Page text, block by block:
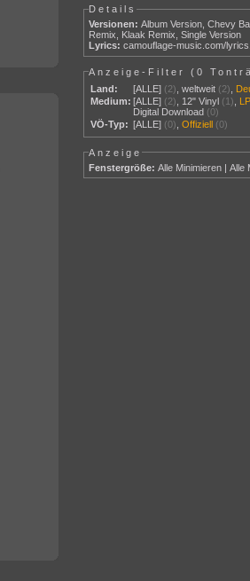
Details
Versionen: Album Version,Chevy
Remix, Klaak Remix,Single Version
Lyrics: camouflage-music.com/
Anzeige-Filter (0
Land:
[ALLE] (2) ,weltweit (2)
Medium: [ALLE] (2) 12" Vinyl (1)
Digital Download (0)
VÖ-Typ: [ALLE] (0) ,Offiziell (0)
Anzeige
Fenstergröße: Alle Minimieren |Alle